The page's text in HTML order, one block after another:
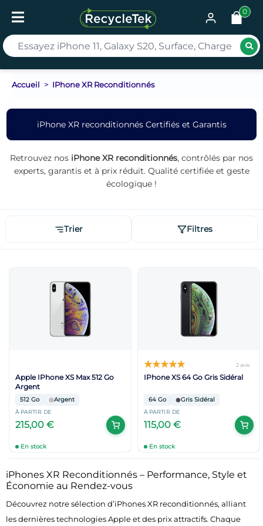
0
Accueil IPhone XR Reconditionnés
iPhone XR reconditionnés Certifiés et Garantis
Retrouvez nos iPhone XR reconditionnés, contrôlés par nos
experts, garantis et à prix réduit. Qualité certifiée et geste
écologique !
Trier Filtres
Apple IPhone XS Max 512 Go
Argent
512 Go Argent
À PARTIR DE
215,00 €
En stock
2 avis
IPhone XS 64 Go Gris Sidéral
64 Go Gris Sidéral
À PARTIR DE
115,00 €
En stock
iPhones XR Reconditionnés – Performance, Style et
Économie au Rendez-vous
Découvrez notre sélection d’iPhones XR reconditionnés, alliant
les dernières technologies Apple et des prix attractifs. Chaque